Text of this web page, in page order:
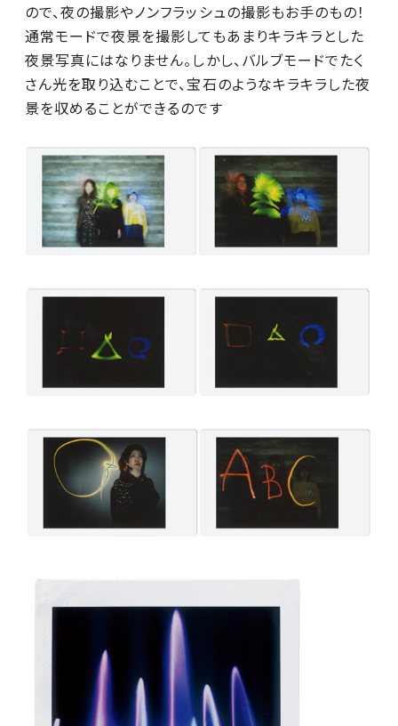
ので、夜の撮影やノンフラッシュの撮影もお手のもの！
通常モードで夜景を撮影してもあまりキラキラとした
夜景写真にはなりません。しかし、バルブモードでたく
さん光を取り込むことで、宝石のようなキラキラした夜
景を収めることができるのです